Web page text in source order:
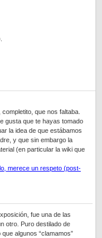
que nos faltaba.
gusta que te hayas tomado
la idea de que estábamos
y que sin embargo la
(en particular la wiki que
merece un respeto (post-
fue una de las
otro. Puro destilado de
algunos “clamamos”